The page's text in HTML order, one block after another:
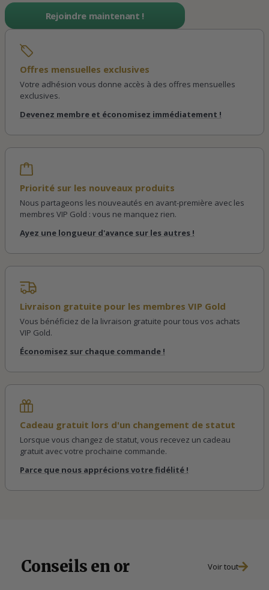
Rejoindre maintenant !
Offres mensuelles exclusives
Votre adhésion vous donne accès à des offres mensuelles
exclusives.
Devenez membre et économisez immédiatement !
Priorité sur les nouveaux produits
Nous partageons les nouveautés en avant-première avec les
membres VIP Gold : vous ne manquez rien.
Ayez une longueur d'avance sur les autres !
Livraison gratuite pour les membres VIP Gold
Vous bénéficiez de la livraison gratuite pour tous vos achats
VIP Gold.
Économisez sur chaque commande !
Cadeau gratuit lors d'un changement de statut
Lorsque vous changez de statut, vous recevez un cadeau
gratuit avec votre prochaine commande.
Parce que nous apprécions votre fidélité !
Conseils en or Voir tout